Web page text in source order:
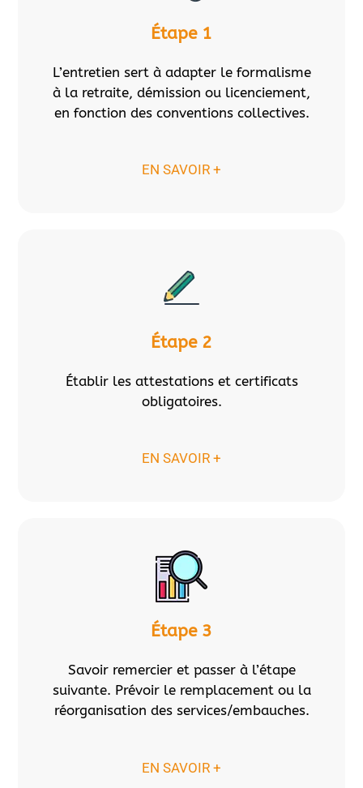
Étape 1
L’entretien sert à adapter le formalisme
à la retraite, démission ou licenciement,
en fonction des conventions collectives.
EN SAVOIR +
Étape 2
Établir les attestations et certificats
obligatoires.
EN SAVOIR +
Étape 3
Savoir remercier et passer à l’étape
suivante. Prévoir le remplacement ou la
réorganisation des services/embauches.
EN SAVOIR +